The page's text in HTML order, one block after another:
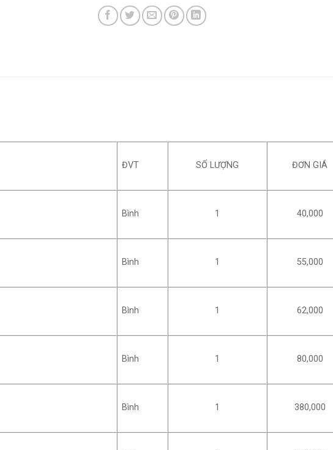
ĐVT SỐ LƯỢNG ĐƠN GIÁ
Bình 1 40,000
Bình 1 55,000
Bình 1 62,000
Bình 1 80,000
Bình 1 380,000